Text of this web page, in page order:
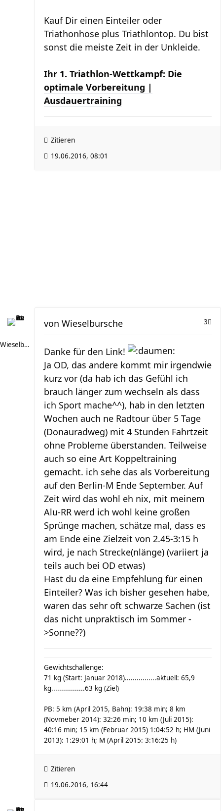
Kauf Dir einen Einteiler oder
Triathonhose plus Triathlontop. Du bist
sonst die meiste Zeit in der Unkleide.
Ihr 1. Triathlon-Wettkampf: Die
optimale Vorbereitung |
Ausdauertraining
Zitieren
19.06.2016, 08:01
Wieselbursche
3
von Wieselbursche
Danke für den Link!
Ja OD, das andere kommt mir irgendwie
kurz vor (da hab ich das Gefühl ich
brauch länger zum wechseln als dass
ich Sport mache^^), hab in den letzten
Wochen auch ne Radtour über 5 Tage
(Donauradweg) mit 4 Stunden Fahrtzeit
ohne Probleme überstanden. Teilweise
auch so eine Art Koppeltraining
gemacht. ich sehe das als Vorbereitung
auf den Berlin-M Ende September. Auf
Zeit wird das wohl eh nix, mit meinem
Alu-RR werd ich wohl keine großen
Sprünge machen, schätze mal, dass es
am Ende eine Zielzeit von 2.45-3:15 h
wird, je nach Strecke(nlänge) (variiert ja
teils auch bei OD etwas)
Hast du da eine Empfehlung für einen
Einteiler? Was ich bisher gesehen habe,
waren das sehr oft schwarze Sachen (ist
das nicht unpraktisch im Sommer -
>Sonne??)
Gewichtschallenge:
71 kg (Start: Januar 2018)................aktuell: 65,9
kg.................63 kg (Ziel)
PB: 5 km (April 2015, Bahn): 19:38 min; 8 km
(Novmeber 2014): 32:26 min; 10 km (Juli 2015):
40:16 min; 15 km (Februar 2015) 1:04:52 h; HM (Juni
2013): 1:29:01 h; M (April 2015: 3:16:25 h)
Zitieren
19.06.2016, 16:44